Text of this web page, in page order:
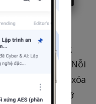
bạn sẽ không
phải không? Nỗi
di chuyển và xóa
có sự giúp đỡ